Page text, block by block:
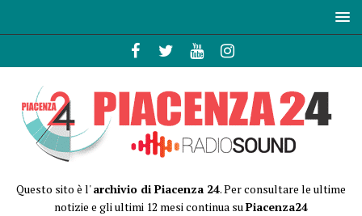
Questo sito è l'archivio di Piacenza 24. Per consultare le ultime
notizie e gli ultimi 12 mesi continua suPiacenza24